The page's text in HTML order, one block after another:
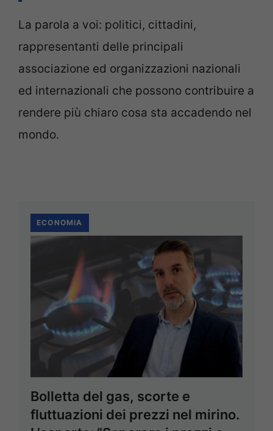
La parola a voi: politici, cittadini,
rappresentanti delle principali
associazione ed organizzazioni nazionali
ed internazionali che possono contribuire a
rendere più chiaro cosa sta accadendo nel
mondo.
ECONOMIA
Bolletta del gas, scorte e
fluttuazioni dei prezzi nel mirino.